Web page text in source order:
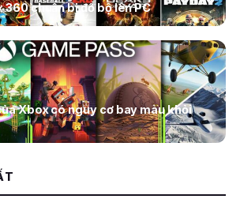
chuẩn bị đổ bộ lên PC
Xbox có nguy cơ bay màu khỏi